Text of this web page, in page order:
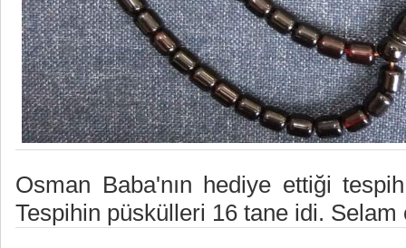
Osman Baba'nın hediye ettiği
Tespihin püskülleri 16 tane idi.